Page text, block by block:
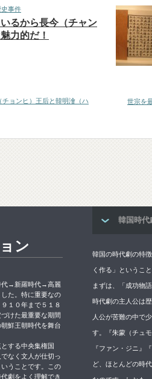
史事件
るから長今（チャン
力的だ！
ョンヒ）王后と韓明澮（ハ
世宗を
韓国時代
韓国の時代劇の特
く作る」ということ
まずは、「成功物
時代劇の主人公は
人公が苦難の中で
す。『朱蒙（チュ
『ファン・ジニ』
ど、ほとんどの時
ン
代→新羅時代→高麗
た。特に重要なの
１０年まで５１８
けた最重要な期間
鮮王朝時代を舞台
する中央集権国
なく文人が仕切っ
うことです。この
劇をよく理解でき